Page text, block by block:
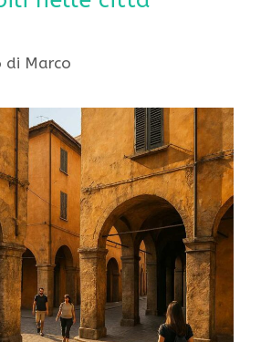
di Marco